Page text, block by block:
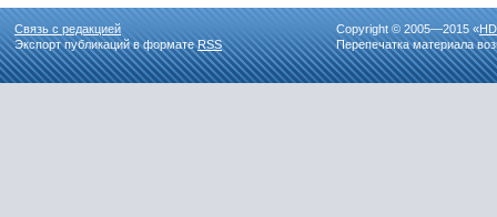
Связь с редакцией
Экспорт публикаций в форматеRSS
Copyright © 2005—2015 «
Перепечатка материала